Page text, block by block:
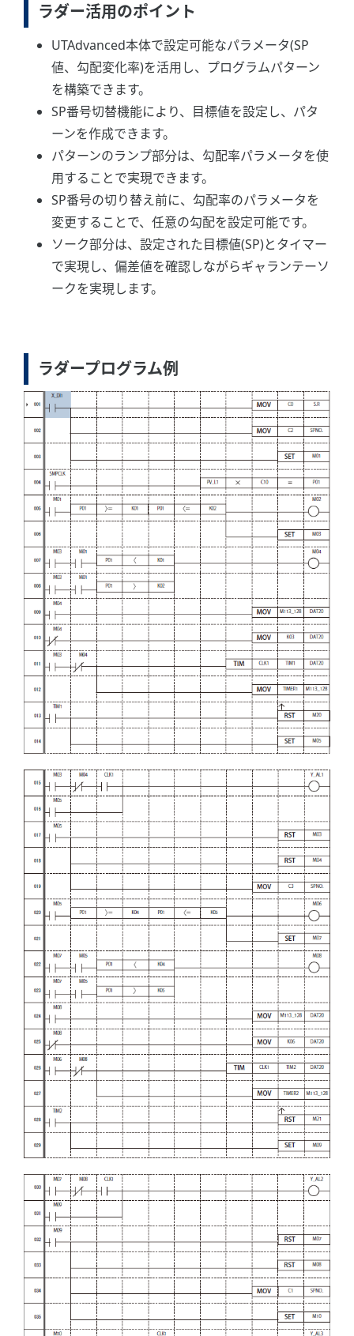
ラダー活用のポイント
UTAdvanced本体で設定可能なパラメータ(SP
値、勾配変化率)を活用し、プログラムパターン
を構築できます。
SP番号切替機能により、目標値を設定し、パタ
ーンを作成できます。
パターンのランプ部分は、勾配率パラメータを使
用することで実現できます。
SP番号の切り替え前に、勾配率のパラメータを
変更することで、任意の勾配を設定可能です。
ソーク部分は、設定された目標値(SP)とタイマー
で実現し、偏差値を確認しながらギャランテーソ
ークを実現します。
ラダープログラム例